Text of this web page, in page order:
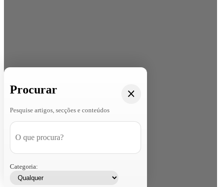
Procurar
Pesquise artigos, secções e conteúdos
Categoria: